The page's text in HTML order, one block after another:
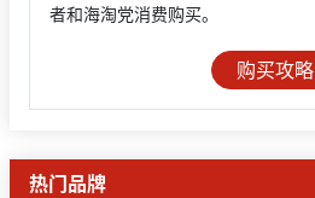
者和海淘党消费购买。
购买攻略
热门品牌